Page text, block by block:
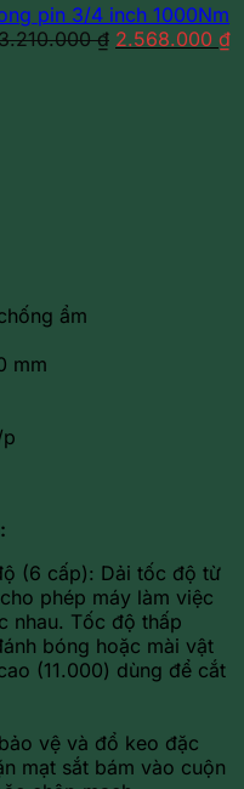
pin 3/4 inch 1000Nm
₫ Giá
2.568.000 ₫
ẩm
mm
(6 cấp): Dải tốc độ từ
phép máy làm việc
nhau. Tốc độ thấp
bóng hoặc mài vật
(11.000) dùng để cắt
vệ và đổ keo đặc
mạt sắt bám vào cuộn